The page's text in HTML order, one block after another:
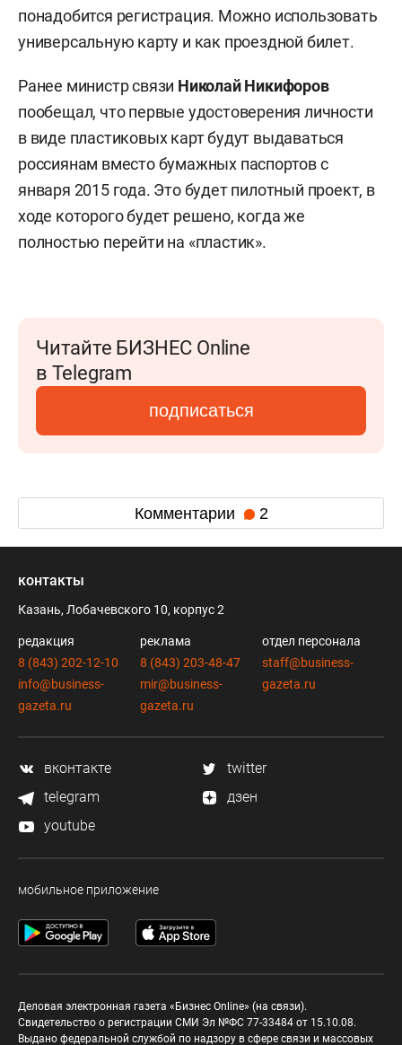
понадобится регистрация. Можно использовать
универсальную карту и как проездной билет.
Ранее министр связи Николай Никифоров
пообещал, что первые удостоверения личности
в виде пластиковых карт будут выдаваться
россиянам вместо бумажных паспортов с
января 2015 года. Это будет пилотный проект, в
ходе которого будет решено, когда же
полностью перейти на «пластик».
Читайте БИЗНЕС Online
в Telegram
подписаться
Комментарии 2
контакты
Казань, Лобачевского 10, корпус 2
редакция
8 (843) 202-12-10
info@business-
gazeta.ru
реклама
8 (843) 203-48-47
mir@business-
gazeta.ru
отдел персонала
staff@business-
gazeta.ru
вконтакте
twitter
telegram
дзен
youtube
мобильное приложение
Деловая электронная газета «Бизнес Online» (на связи).
Свидетельство о регистрации СМИ Эл №ФС 77-33484 от 15.10.08.
Выдано федеральной службой по надзору в сфере связи и массовых